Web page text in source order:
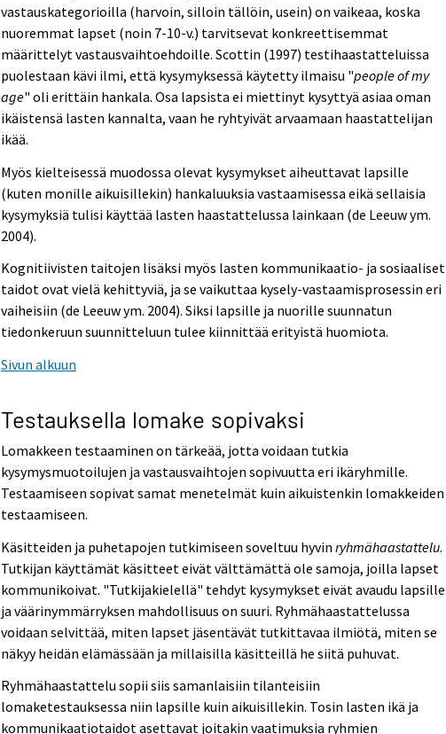
vastauskategorioilla (harvoin, silloin tällöin, usein) on vaikeaa, koska
nuoremmat lapset (noin 7-10-v.) tarvitsevat konkreettisemmat
määrittelyt vastausvaihtoehdoille. Scottin (1997) testihaastatteluissa
puolestaan kävi ilmi, että kysymyksessä käytetty ilmaisu "people of my
age" oli erittäin hankala. Osa lapsista ei miettinyt kysyttyä asiaa oman
ikäistensä lasten kannalta, vaan he ryhtyivät arvaamaan haastattelijan
ikää.
Myös kielteisessä muodossa olevat kysymykset aiheuttavat lapsille
(kuten monille aikuisillekin) hankaluuksia vastaamisessa eikä sellaisia
kysymyksiä tulisi käyttää lasten haastattelussa lainkaan (de Leeuw ym.
2004).
Kognitiivisten taitojen lisäksi myös lasten kommunikaatio- ja sosiaaliset
taidot ovat vielä kehittyviä, ja se vaikuttaa kysely-vastaamisprosessin eri
vaiheisiin (de Leeuw ym. 2004). Siksi lapsille ja nuorille suunnatun
tiedonkeruun suunnitteluun tulee kiinnittää erityistä huomiota.
Sivun alkuun
Testauksella lomake sopivaksi
Lomakkeen testaaminen on tärkeää, jotta voidaan tutkia
kysymysmuotoilujen ja vastausvaihtojen sopivuutta eri ikäryhmille.
Testaamiseen sopivat samat menetelmät kuin aikuistenkin lomakkeiden
testaamiseen.
Käsitteiden ja puhetapojen tutkimiseen soveltuu hyvinryhmähaastattelu.
Tutkijan käyttämät käsitteet eivät välttämättä ole samoja, joilla lapset
kommunikoivat. "Tutkijakielellä" tehdyt kysymykset eivät avaudu lapsille
ja väärinymmärryksen mahdollisuus on suuri. Ryhmähaastattelussa
voidaan selvittää, miten lapset jäsentävät tutkittavaa ilmiötä, miten se
näkyy heidän elämässään ja millaisilla käsitteillä he siitä puhuvat.
Ryhmähaastattelu sopii siis samanlaisiin tilanteisiin
lomaketestauksessa niin lapsille kuin aikuisillekin. Tosin lasten ikä ja
kommunikaatiotaidot asettavat joitakin vaatimuksia ryhmien